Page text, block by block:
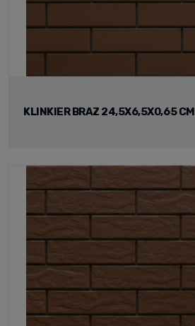
KLINKIER BRAZ 24,5X6,5X0,65 CM